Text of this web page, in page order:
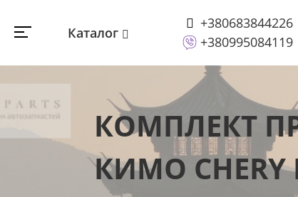
Каталог
+380683844226
+380995084119
КОМПЛЕКТ
КИМО CHERY